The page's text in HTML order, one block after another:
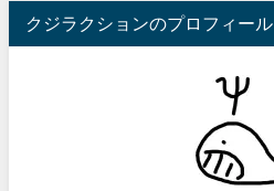
クジラクションのプロフィール